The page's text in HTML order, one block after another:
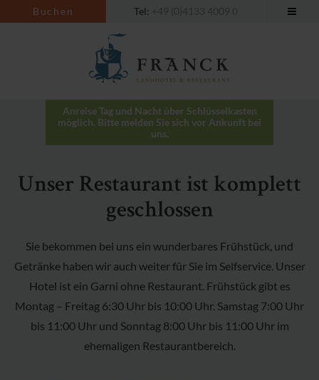
Buchen Tel:
Anreise Tag und Nacht über Schlüsselkasten
möglich. Bitte melden Sie sich vor Ankunft bei
uns.
Unser Restaurant ist komplett
geschlossen
Sie bekommen bei uns ein wunderbares Frühstück, und
Getränke haben wir auch weiter für Sie im Selfservice. Unser
Hotel ist ein Garni ohne Restaurant. Frühstück gibt es
Montag – Freitag 6:30 Uhr bis 10:00 Uhr. Samstag 7:00 Uhr
bis 11:00 Uhr und Sonntag 8:00 Uhr bis 11:00 Uhr im
ehemaligen Restaurantbereich.